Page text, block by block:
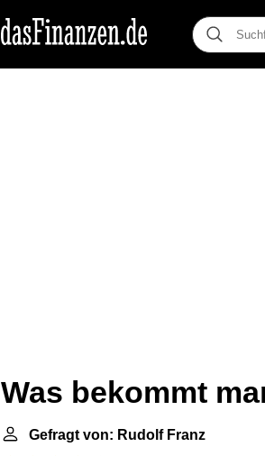
Was bekommt
Gefragt von: Rudolf Franz